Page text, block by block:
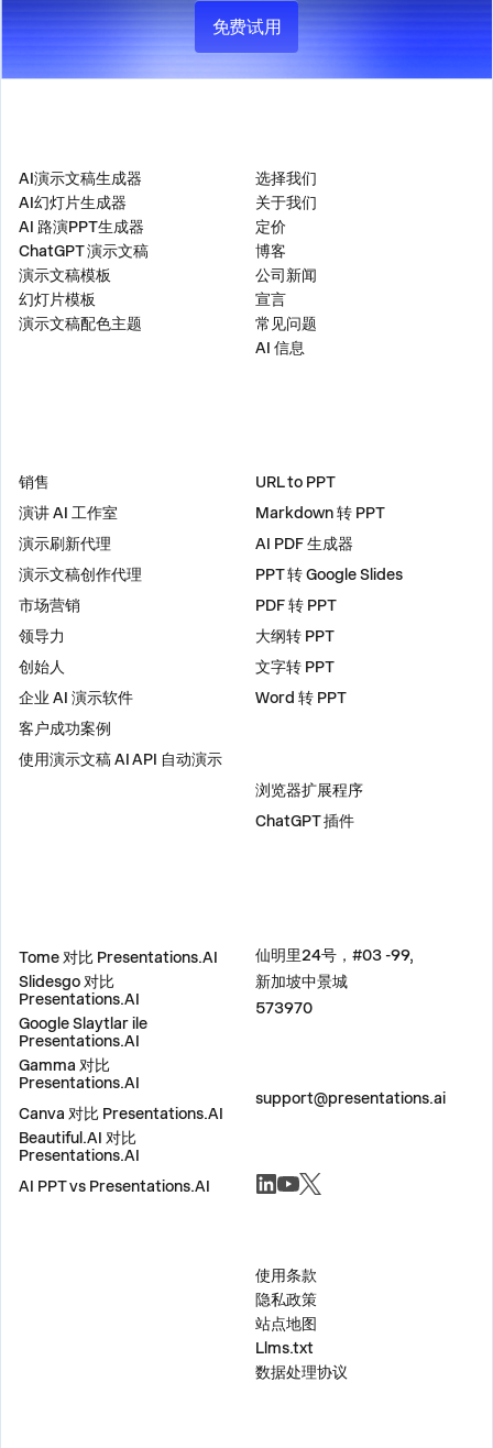
免费试用
AI演示文稿生成器
AI幻灯片生成器
AI 路演PPT生成器
ChatGPT 演示文稿
演示文稿模板
幻灯片模板
演示文稿配色主题
选择我们
关于我们
定价
博客
公司新闻
宣言
常见问题
AI 信息
销售
演讲 AI 工作室
演示刷新代理
演示文稿创作代理
市场营销
领导力
创始人
企业 AI 演示软件
客户成功案例
使用演示文稿 AI API 自动演示
URL to PPT
Markdown 转 PPT
AI PDF 生成器
PPT 转 Google Slides
PDF 转 PPT
大纲转 PPT
文字转 PPT
Word 转 PPT
浏览器扩展程序
ChatGPT 插件
Tome 对比 Presentations.AI
Slidesgo 对比
Presentations.AI
Google Slaytlar ile
Presentations.AI
Gamma 对比
Presentations.AI
Canva 对比 Presentations.AI
Beautiful.AI 对比
Presentations.AI
AI PPT vs Presentations.AI
仙明里24号，#03 -99,
新加坡中景城
573970
support@presentations.ai
使用条款
隐私政策
站点地图
Llms.txt
数据处理协议